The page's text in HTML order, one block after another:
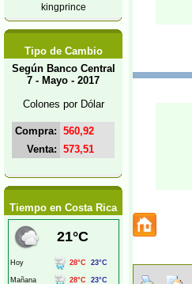
kingprince
Tipo de Cambio
Según Banco Central
7 - Mayo - 2017
Colones por Dólar
Compra: 560,92
Venta: 573,51
Tiempo en Costa Rica